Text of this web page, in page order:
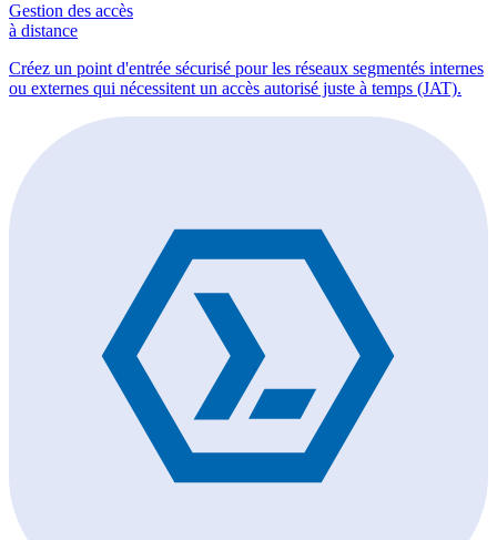
Gestion des accès
à distance
Créez un point d'entrée sécurisé pour les réseaux segmentés internes
ou externes qui nécessitent un accès autorisé juste à temps (JAT).